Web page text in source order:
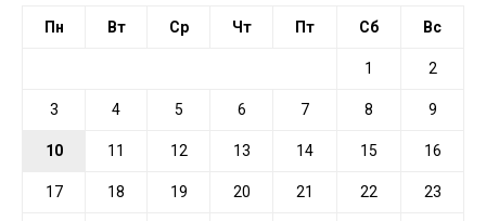
Пн Вт Ср Чт Пт Сб Вс
1 2
3 4 5 6 7 8 9
10 11 12 13 14 15 16
17 18 19 20 21 22 23